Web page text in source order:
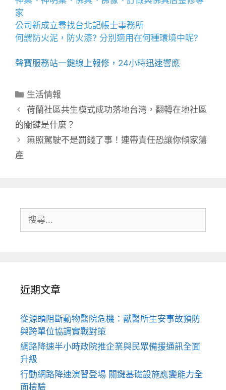
家
公司新成立尋找台北記帳士事務所
何謂防火泥 ， 防火漆? 分別適用在何種環境中呢?
聲寶服務站一鍵線上報修，24小時迅速響應
分
類
生活情報
荷蘭社區共生模式成功落地台灣，翻轉在地社區
的關鍵是什麼？
無照駕駛不是罰錢了事！連帶責任恐讓你傾家蕩
產
尋:
近期文章
從源頭阻斷動物醫院危機：獸醫所生安事故預防
與跨單位協調實戰對策
網路降速半小時政院推企業與民眾備援通訊全面
升級
行動網路降速演習登場 關鍵基礎設施應變能力全
面檢驗